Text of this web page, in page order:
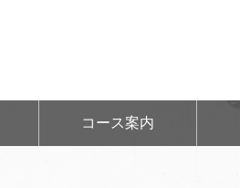
コース案内